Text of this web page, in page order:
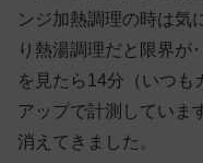
ンジ加熱調理の時は気
り熱湯調理だと限界
を見たら14分（いつも
アップで計測していま
消えてきました。